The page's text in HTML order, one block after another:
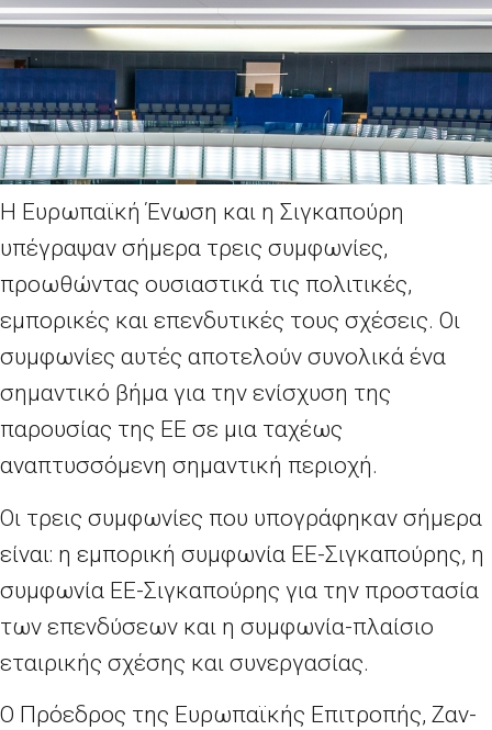
Η Ευρωπαϊκή Ένωση και η Σιγκαπούρη
υπέγραψαν σήμερα τρεις συμφωνίες,
προωθώντας ουσιαστικά τις πολιτικές,
εμπορικές και επενδυτικές τους σχέσεις. Οι
συμφωνίες αυτές αποτελούν συνολικά ένα
σημαντικό βήμα για την ενίσχυση της
παρουσίας της ΕΕ σε μια ταχέως
αναπτυσσόμενη σημαντική περιοχή.
Οι τρεις συμφωνίες που υπογράφηκαν σήμερα
είναι: η εμπορική συμφωνία ΕΕ-Σιγκαπούρης, η
συμφωνία ΕΕ-Σιγκαπούρης για την προστασία
των επενδύσεων και η συμφωνία-πλαίσιο
εταιρικής σχέσης και συνεργασίας.
Ο Πρόεδρος της Ευρωπαϊκής Επιτροπής, Ζαν-